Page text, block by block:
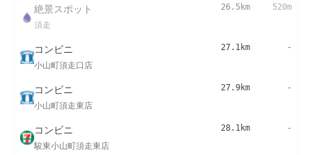
絶景スポット
須走
26.5km 520m
コンビニ
小山町須走口店
27.1km -
コンビニ
小山町須走東店
27.9km -
コンビニ
駿東小山町須走東店
28.1km -